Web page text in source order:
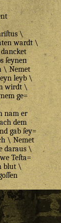
\
wardt \
ſeynen
\ Nemet
leyb \
wirdt \
ge=
nam er
dem
gab ſey=
\ Nemet
daraus \
Teſta=
blut \